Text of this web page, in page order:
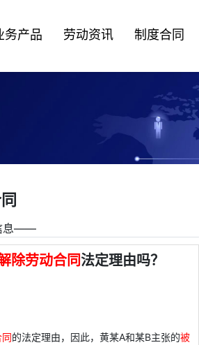
务产品 劳动资讯 制度合同
息――
除劳动合同法定理由吗？
的法定理由，因此，黄某A和某B主张的被